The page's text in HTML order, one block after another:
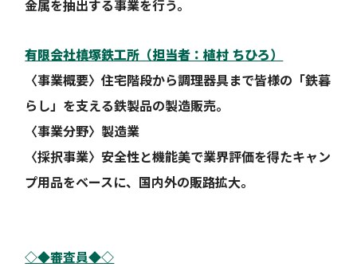
金属を抽出する事業を行う。
有限会社槙塚鉄工所（担当者：植村 ちひろ）
〈事業概要〉住宅階段から調理器具まで皆様の「鉄暮
らし」を支える鉄製品の製造販売。
〈事業分野〉製造業
〈採択事業〉安全性と機能美で業界評価を得たキャン
プ用品をベースに、国内外の販路拡大。
◇◆審査員◆◇